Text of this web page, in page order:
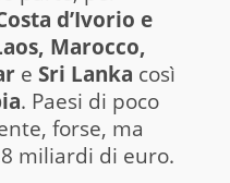
d’Ivorio e
Marocco,
e Sri Lanka così
. Paesi di poco
forse, ma
miliardi di euro.